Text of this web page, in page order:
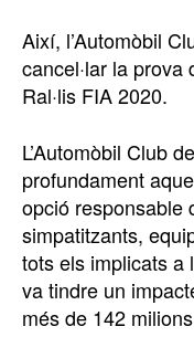
Així, l’Automòbil
cancel·lar la
Ral·lis FIA 2020.
L’Automòbil Club
profundament
opció responsable
simpatitzants,
tots els implicats a
va tindre un
més de 142